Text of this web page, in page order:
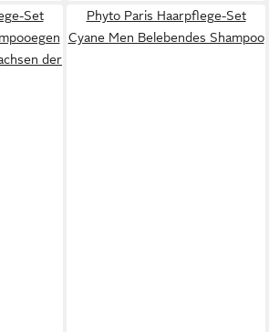
Set
der
Phyto Paris Haarpflege-Set
Cyane Men Belebendes Shampoo